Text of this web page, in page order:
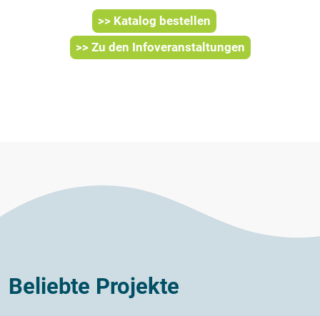
>> Katalog bestellen
>> Zu den Infoveranstaltungen
Beliebte Projekte